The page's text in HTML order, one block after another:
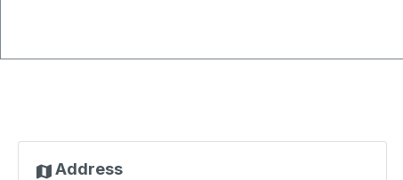
Address